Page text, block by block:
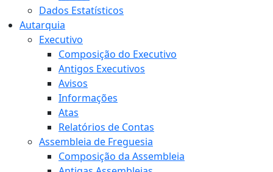
Dados Estatísticos
Autarquia
Executivo
Composição do Executivo
Antigos Executivos
Avisos
Informações
Atas
Relatórios de Contas
Assembleia de Freguesia
Composição da Assembleia